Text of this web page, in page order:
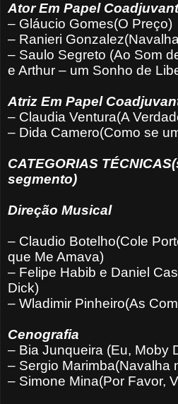
Ator Em Papel
– Gláucio Gomes(O Preço)
– Ranieri
– Saulo Segreto (Ao Som
e Arthur – um Sonho de
Atriz Em Papel
– Claudia Ventura(A
– Dida Camero(Como se
CATEGORIAS
segmento)
Direção Musical
– Claudio Botelho(Cole
que Me Amava)
– Felipe Habib e Daniel
Dick)
– Wladimir Pinheiro(As
Cenografia
– Bia Junqueira (Eu, Moby
– Sergio Marimba(Navalha
– Simone Mina(Por Favor,